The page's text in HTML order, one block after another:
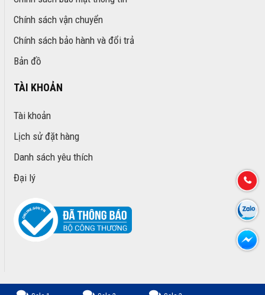
Chính sách vận chuyển
Chính sách bảo hành và đổi trả
Bản đồ
TÀI KHOẢN
Tài khoản
Lịch sử đặt hàng
Danh sách yêu thích
Đại lý